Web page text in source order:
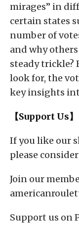
mirages” in
certain states
number of
and why
steady trickle?
look for, the
key insights
【Support Us】
If you like our
please
Join our
Support us on